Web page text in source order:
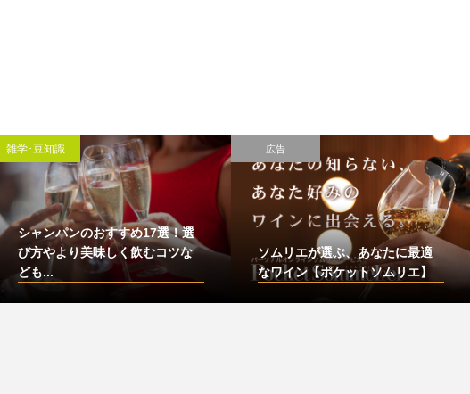
雑学･豆知識
シャンパンのおすすめ17選！選
び方やより美味しく飲むコツな
ども...
広告
ソムリエが選ぶ、あなたに最適
なワイン【ポケットソムリエ】